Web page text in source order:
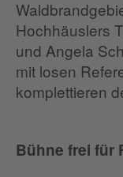
Hochhäuslers
und Angela
mit losen
komplettieren
Bühne frei für